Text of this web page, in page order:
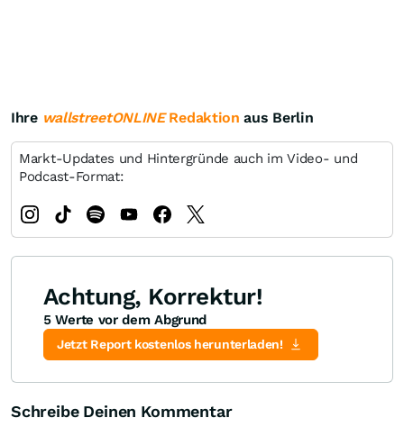
Ihre wallstreetONLINERedaktion aus Berlin
Markt-Updates und Hintergründe auch im Video- und
Podcast-Format:
Achtung, Korrektur!
5 Werte vor dem Abgrund
Jetzt Report kostenlos herunterladen!
Schreibe Deinen Kommentar